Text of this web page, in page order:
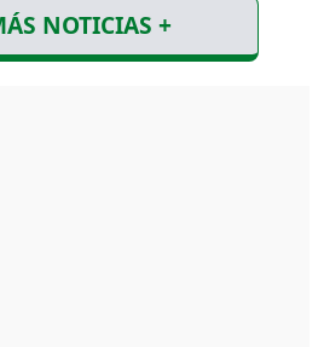
NOTICIAS +